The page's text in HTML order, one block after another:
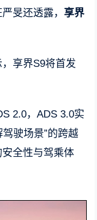
旻还透露， 享界
享界S9将首发
2.0，ADS 3.0实
驾驶场景”的跨越
全性与驾乘体